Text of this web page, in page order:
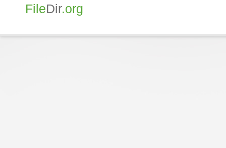
FileDir.org